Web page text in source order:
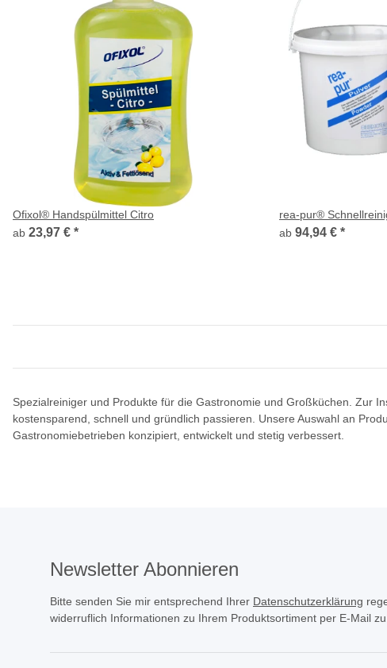
Ofixol® Handspülmittel Citro
ab 23,97 € *
rea-pur®
ab 94,94 € *
Spezialreiniger und Produkte für die Gastronomie und Großküchen. Zur
kostensparend, schnell und gründlich passieren. Unsere Auswahl an
Gastronomiebetrieben konzipiert, entwickelt und stetig verbessert.
Newsletter Abonnieren
Bitte senden Sie mir entsprechend Ihrer Datenschutzerklärung
widerruflich Informationen zu Ihrem Produktsortiment per E-Mail zu.